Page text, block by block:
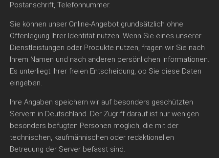
Postanschrift, Telefonnummer.
Sie können unser Online-Angebot grundsätzlich ohne
Offenlegung Ihrer Identität nutzen. Wenn Sie eines unserer
Dienstleistungen oder Produkte nutzen, fragen wir Sie nach
Ihrem Namen und nach anderen persönlichen Informationen.
Es unterliegt Ihrer freien Entscheidung, ob Sie diese Daten
eingeben.
Ihre Angaben speichern wir auf besonders geschützten
Servern in Deutschland. Der Zugriff darauf ist nur wenigen
besonders befugten Personen möglich, die mit der
technischen, kaufmännischen oder redaktionellen
Betreuung der Server befasst sind.